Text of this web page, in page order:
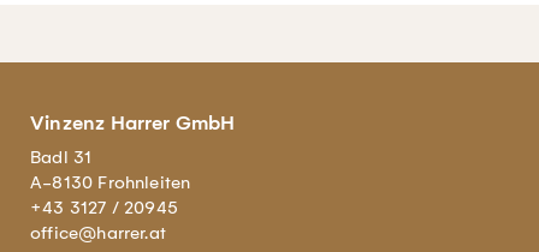
Vinzenz Harrer GmbH
Badl 31
A-8130 Frohnleiten
+43 3127 / 20945
office@harrer.at